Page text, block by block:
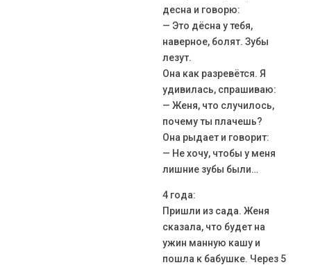
десна и говорю:
— Это дёсна у тебя,
наверное, болят. Зубы
лезут.
Она как разревётся. Я
удивилась, спрашиваю:
— Женя, что случилось,
почему ты плачешь?
Она рыдает и говорит:
— Не хочу, чтобы у меня
лишние зубы были…
4 года:
Пришли из сада. Женя
сказала, что будет на
ужин манную кашу и
пошла к бабушке. Через 5